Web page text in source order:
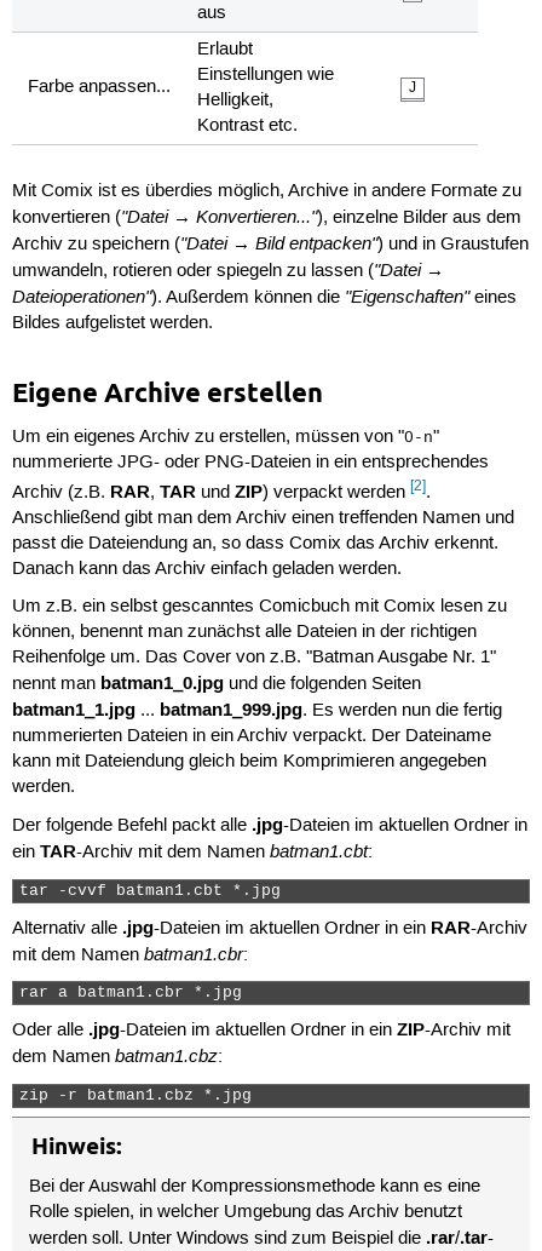
aus
Farbe anpassen...
Erlaubt
Einstellungen wie
Helligkeit,
Kontrast etc.
J
Mit Comix ist es überdies möglich, Archive in andere Formate zu
konvertieren ("Datei → Konvertieren..."), einzelne Bilder aus dem
Archiv zu speichern ("Datei → Bild entpacken") und in Graustufen
umwandeln, rotieren oder spiegeln zu lassen ("Datei →
Dateioperationen"). Außerdem können die "Eigenschaften"eines
Bildes aufgelistet werden.
Eigene Archive erstellen
Um ein eigenes Archiv zu erstellen, müssen von "0-n"
nummerierte JPG- oder PNG-Dateien in ein entsprechendes
Archiv (z.B. RAR, TARund ZIP) verpackt werden [2].
Anschließend gibt man dem Archiv einen treffenden Namen und
passt die Dateiendung an, so dass Comix das Archiv erkennt.
Danach kann das Archiv einfach geladen werden.
Um z.B. ein selbst gescanntes Comicbuch mit Comix lesen zu
können, benennt man zunächst alle Dateien in der richtigen
Reihenfolge um. Das Cover von z.B. "Batman Ausgabe Nr. 1"
nennt man batman1_0.jpgund die folgenden Seiten
batman1_1.jpg... batman1_999.jpg. Es werden nun die fertig
nummerierten Dateien in ein Archiv verpackt. Der Dateiname
kann mit Dateiendung gleich beim Komprimieren angegeben
werden.
Der folgende Befehl packt alle .jpg-Dateien im aktuellen Ordner in
ein TAR-Archiv mit dem Namen batman1.cbt:
tar -cvvf batman1.cbt *.jpg
Alternativ alle .jpg-Dateien im aktuellen Ordner in ein RAR-Archiv
mit dem Namen batman1.cbr:
rar a batman1.cbr *.jpg
Oder alle .jpg-Dateien im aktuellen Ordner in ein ZIP-Archiv mit
dem Namen batman1.cbz:
zip -r batman1.cbz *.jpg
Hinweis:
Bei der Auswahl der Kompressionsmethode kann es eine
Rolle spielen, in welcher Umgebung das Archiv benutzt
werden soll. Unter Windows sind zum Beispiel die .rar/.tar-